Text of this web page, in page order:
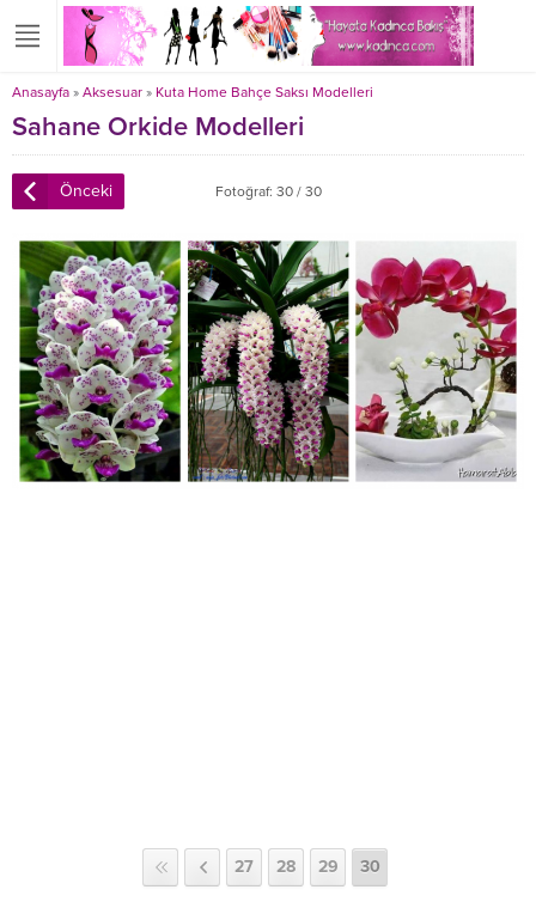
Anasayfa » Aksesuar » Kuta Home Bahçe Saksı Modelleri
Sahane Orkide Modelleri
Önceki Fotoğraf: 30 / 30
27 28 29 30